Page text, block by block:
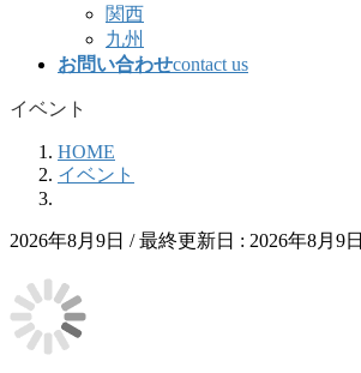
関西
九州
お問い合わせcontact us
イベント
HOME
イベント
2026年8月9日 / 最終更新日 : 2026年8月9日